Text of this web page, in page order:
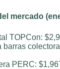
mercado
TOPCon:
barras
PERC: